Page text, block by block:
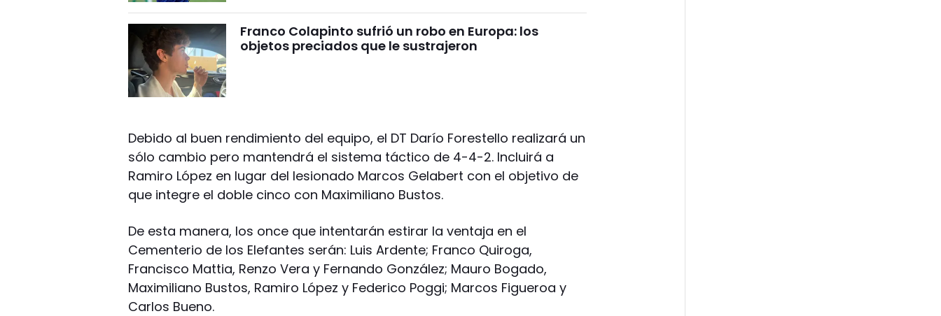
Franco Colapinto sufrió un robo en Europa: los
objetos preciados que le sustrajeron
Debido al buen rendimiento del equipo, el DT Darío Forestello realizará un
sólo cambio pero mantendrá el sistema táctico de 4-4-2. Incluirá a
Ramiro López en lugar del lesionado Marcos Gelabert con el objetivo de
que integre el doble cinco con Maximiliano Bustos.
De esta manera, los once que intentarán estirar la ventaja en el
Cementerio de los Elefantes serán: Luis Ardente; Franco Quiroga,
Francisco Mattia, Renzo Vera y Fernando González; Mauro Bogado,
Maximiliano Bustos, Ramiro López y Federico Poggi; Marcos Figueroa y
Carlos Bueno.